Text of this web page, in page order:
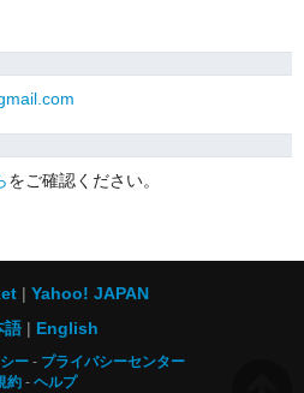
をご確認ください。
Yahoo! JAPAN
語
English
ー
プライバシーセンター
約
ヘルプ